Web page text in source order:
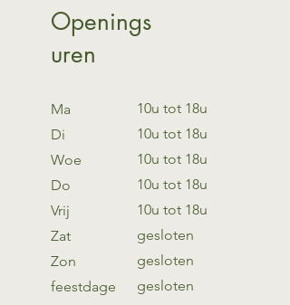
Openings
uren
Ma
Di
Woe
Do
Vrij
Zat
Zon
feestdage
10u tot 18u
10u tot 18u
10u tot 18u
10u tot 18u
10u tot 18u
gesloten
gesloten
gesloten